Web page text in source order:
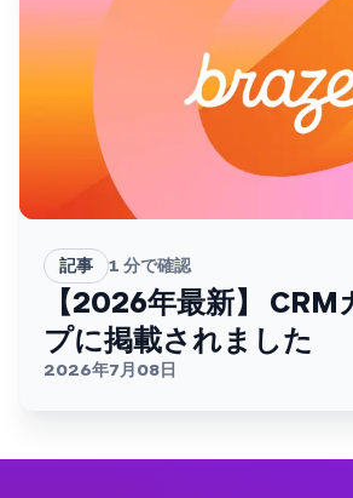
記事 1 分で確認
【2026年最新】 CRM
プに掲載されました
2026年7月08日